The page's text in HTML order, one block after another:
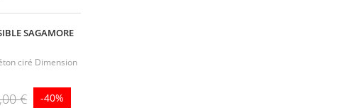
SAGAMORE
ciré Dimension
€ -40%